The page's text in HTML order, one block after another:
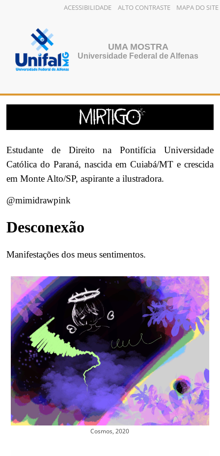
ACESSIBILIDADE ALTO CONTRASTE MAPA DO SITE
conteúdo
UMA MOSTRA
Universidade Federal de Alfenas
Estudante de Direito na Pontifícia Universidade
Católica do Paraná, nascida em Cuiabá/MT e crescida
em Monte Alto/SP, aspirante a ilustradora.
@mimidrawpink
Desconexão
Manifestações dos meus sentimentos.
Cosmos, 2020